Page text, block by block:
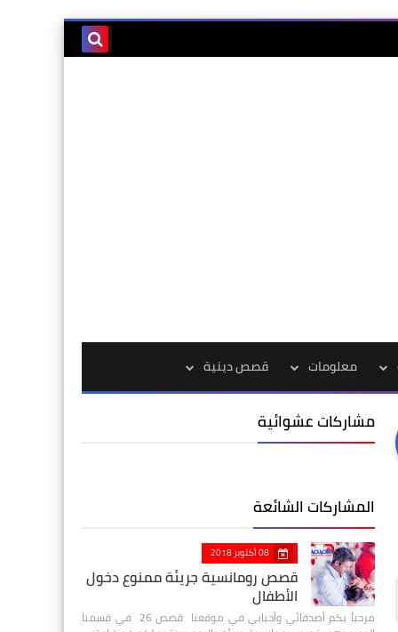
معلومات قصص دينية
مشاركات عشوائية
المشاركات الشائعة
08 أكتوبر 2018
قصص رومانسية جريئة ممنوع دخول
الأطفال
مرحباً بكم أصدقائي وأحبابي في موقعنا قصص 26 في قسمنا